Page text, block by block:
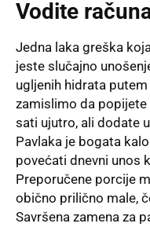
Vodite
Jedna laka greška
jeste slučajno
ugljenih hidrata
zamislimo da popijete
sati ujutro, ali dodate
Pavlaka je bogata
povećati dnevni unos
Preporučene porcije
obično prilično male,
Savršena zamena za